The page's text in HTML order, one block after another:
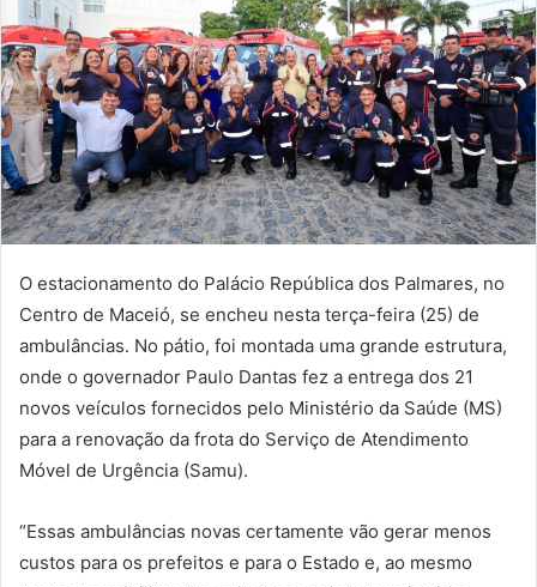
O estacionamento do Palácio República dos Palmares, no
Centro de Maceió, se encheu nesta terça-feira (25) de
ambulâncias. No pátio, foi montada uma grande estrutura,
onde o governador Paulo Dantas fez a entrega dos 21
novos veículos fornecidos pelo Ministério da Saúde (MS)
para a renovação da frota do Serviço de Atendimento
Móvel de Urgência (Samu).
“Essas ambulâncias novas certamente vão gerar menos
custos para os prefeitos e para o Estado e, ao mesmo